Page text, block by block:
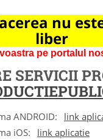
nu
liber
pe portalul
SERVICII
ANDROID:
link
iOS:
link aplicatie